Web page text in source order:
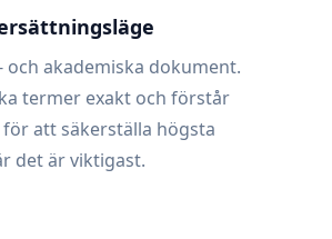
och akademiska dokument.
termer exakt och förstår
att säkerställa högsta
det är viktigast.